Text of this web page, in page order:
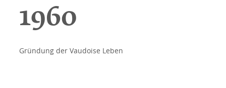
1960
Gründung der Vaudoise Leben